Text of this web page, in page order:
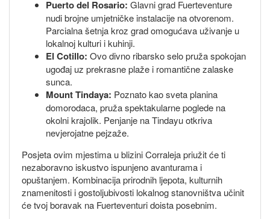
Puerto del Rosario: Glavni grad Fuerteventure
nudi brojne umjetničke instalacije na otvorenom.
Parcialna šetnja kroz grad omogućava uživanje u
lokalnoj kulturi i kuhinji.
El Cotillo: Ovo divno ribarsko selo pruža spokojan
ugođaj uz prekrasne plaže i romantične zalaske
sunca.
Mount Tindaya: Poznato kao sveta planina
domorodaca, pruža spektakularne poglede na
okolni krajolik. Penjanje na Tindayu otkriva
nevjerojatne pejzaže.
Posjeta ovim mjestima u blizini Corraleja priužit će ti
nezaboravno iskustvo ispunjeno avanturama i
opuštanjem. Kombinacija prirodnih ljepota, kulturnih
znamenitosti i gostoljubivosti lokalnog stanovništva učinit
će tvoj boravak na Fuerteventuri doista posebnim.